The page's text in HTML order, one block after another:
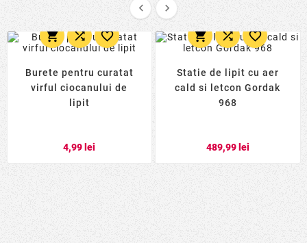
 
  
Burete pentru curatat
virful ciocanului de
lipit
4,99 lei
  
Statie de lipit cu aer
cald si letcon Gordak
968
489,99 lei